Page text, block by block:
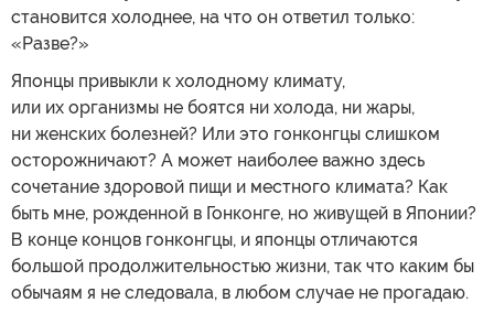
становится холоднее, на что он ответил только:
«Разве?»
Японцы привыкли к холодному климату,
или их организмы не боятся ни холода, ни жары,
ни женских болезней? Или это гонконгцы слишком
осторожничают? А может наиболее важно здесь
сочетание здоровой пищи и местного климата? Как
быть мне, рожденной в Гонконге, но живущей в Японии?
В конце концов гонконгцы, и японцы отличаются
большой продолжительностью жизни, так что каким бы
обычаям я не следовала, в любом случае не прогадаю.